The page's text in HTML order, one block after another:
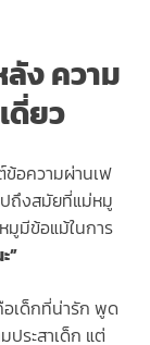
ง ความ
ดี่ยว
อความผ่านเฟ
ถึงสมัยที่แม่หมู
มูมีข้อแม้ในการ
”
เด็กที่น่ารัก พูด
ประสาเด็ก แต่